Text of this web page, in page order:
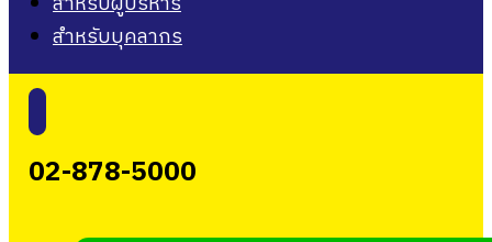
สำหรับบุคลากร
02-878-5000